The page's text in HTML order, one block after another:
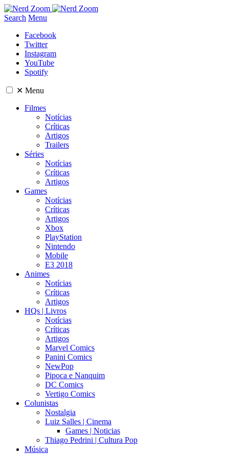
Search Menu
Facebook
Twitter
Instagram
YouTube
Spotify
✕ Menu
Filmes
Notícias
Críticas
Artigos
Trailers
Séries
Notícias
Críticas
Artigos
Games
Notícias
Críticas
Artigos
Xbox
PlayStation
Nintendo
Mobile
E3 2018
Animes
Notícias
Críticas
Artigos
HQs | Livros
Notícias
Críticas
Artigos
Marvel Comics
Panini Comics
NewPop
Pipoca e Nanquim
DC Comics
Vertigo Comics
Colunistas
Nostalgia
Luiz Salles | Cinema
Games | Noticias
Thiago Pedrini | Cultura Pop
Música